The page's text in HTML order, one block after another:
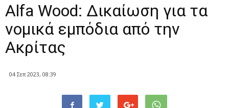
Alfa Wood: Δικαίωση για τα
νομικά εμπόδια από την
Ακρίτας
04 Σεπ 2023, 08:39